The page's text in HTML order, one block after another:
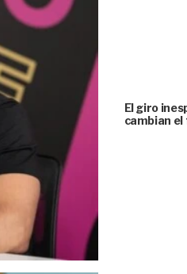
El giro
cambian